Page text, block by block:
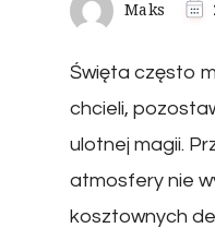
Maks
Święta często
chcieli,
ulotnej magii.
atmosfery nie
kosztownych